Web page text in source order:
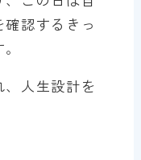
認するきっ
人生設計を